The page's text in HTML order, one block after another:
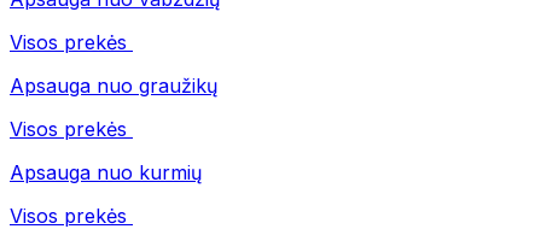
Visos prekės
Apsauga nuo graužikų
Visos prekės
Apsauga nuo kurmių
Visos prekės